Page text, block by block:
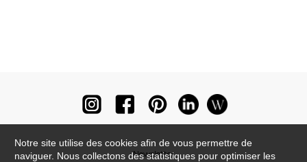
Newsletter
Notre site utilise des cookies afin de vous permettre de
naviguer. Nous collectons des statistiques pour optimiser les